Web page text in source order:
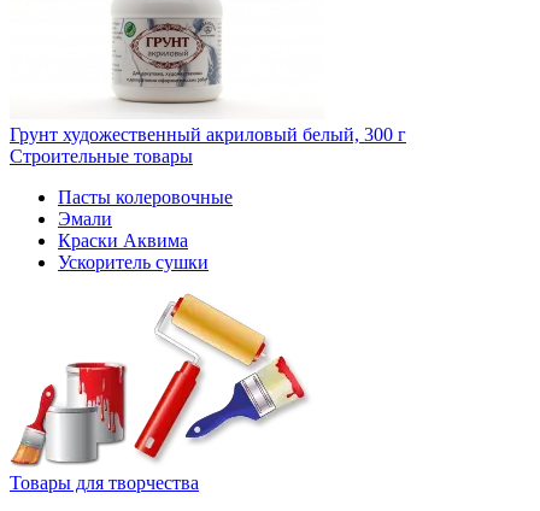
Грунт художественный акриловый белый, 300 г
Строительные товары
Пасты колеровочные
Эмали
Краски Аквима
Ускоритель сушки
Товары для творчества